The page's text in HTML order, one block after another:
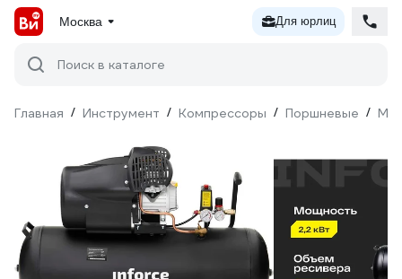
Москва Для юрлиц
Поиск в каталоге
Главная / Инструмент / Компрессоры / Поршневые /